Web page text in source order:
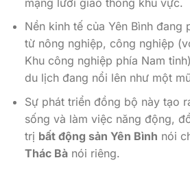
Nền kinh tế của Yên Bình đang
từ nông nghiệp, công nghiệp
Khu công nghiệp phía Nam
du lịch đang nổi lên như một
Sự phát triển đồng bộ này tạo
sống và làm việc năng động,
trị bất động sản Yên Bình nói
Thác Bànói riêng.